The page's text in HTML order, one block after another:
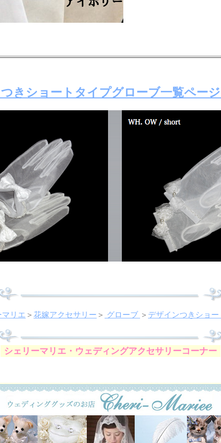
きショートタイプグローブ一覧ペー
リエ ＞ 花嫁アクセサリー ＞ グローブ ＞ デザインつきショ
シェリーマリエ・ウェディングアクセサリーコーナー